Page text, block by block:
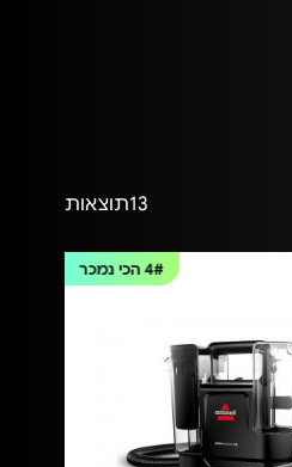
13תוצאות
4#הכי נמכר